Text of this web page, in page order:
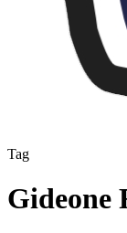
Tag
Gideone